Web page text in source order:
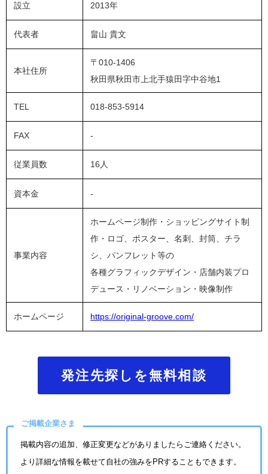
設立 2013年
代表者 畠山 貴文
本社住所
〒010-1406
秋田県秋田市上北手猿田字中谷地1
TEL 018-853-5914
FAX -
従業員数 16人
資本金 -
事業内容
ホームページ制作・ショッピングサイト制
作・ロゴ、ポスター、名刺、封筒、チラ
シ、パンフレット等の
各種グラフィックデザイン・店舗内装プロ
デュース・リノベーション・映像制作
ホームページ https://original-groove.com/
発注先探しを無料相談
ご掲載企業さま
掲載内容の追加、修正変更などがありましたらご連絡ください。
より詳細な情報を載せて自社の強みをPRすることもできます。